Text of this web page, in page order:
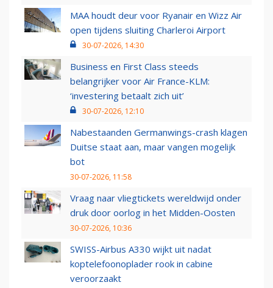
MAA houdt deur voor Ryanair en Wizz Air
open tijdens sluiting Charleroi Airport
30-07-2026, 14:30
Business en First Class steeds
belangrijker voor Air France-KLM:
‘investering betaalt zich uit’
30-07-2026, 12:10
Nabestaanden Germanwings-crash klagen
Duitse staat aan, maar vangen mogelijk
bot
30-07-2026, 11:58
Vraag naar vliegtickets wereldwijd onder
druk door oorlog in het Midden-Oosten
30-07-2026, 10:36
SWISS-Airbus A330 wijkt uit nadat
koptelefoonoplader rook in cabine
veroorzaakt